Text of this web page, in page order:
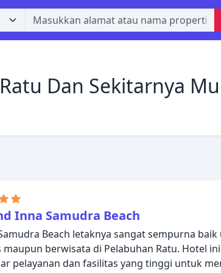
Dan Sekitarnya
Inna Samudra Beach
Beach letaknya sangat sempurna
maupun berwisata di Pelabuhan Ratu. Hotel
pelayanan dan fasilitas yang tinggi untuk